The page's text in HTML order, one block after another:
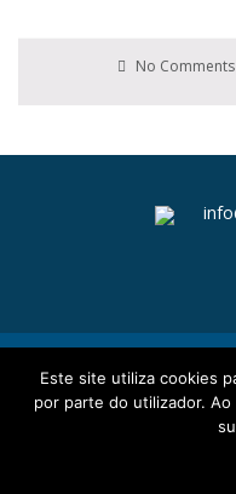
No Comments
Política
Este site utiliza cookies
por parte do utilizador.